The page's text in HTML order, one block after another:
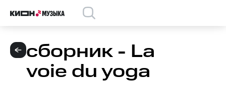
сборник - La
voie du yoga